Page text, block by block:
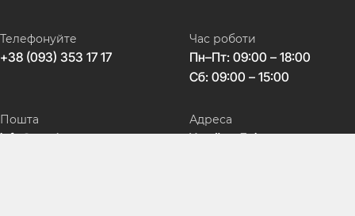
Телефонуйте
+38 (093) 353 17 17
Час роботи
Пн–Пт: 09:00 – 18:00
Сб: 09:00 – 15:00
Пошта
info@avtokeys.com
Адреса
Україна, Дніпро,